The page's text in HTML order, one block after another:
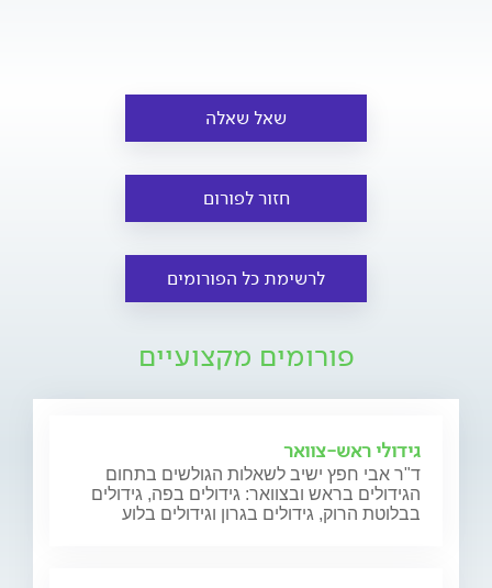
שאל שאלה
חזור לפורום
לרשימת כל הפורומים
פורומים מקצועיים
גידולי ראש-צוואר
ד"ר אבי חפץ ישיב לשאלות הגולשים בתחום
הגידולים בראש ובצוואר: גידולים בפה, גידולים
בבלוטת הרוק, גידולים בגרון וגידולים בלוע